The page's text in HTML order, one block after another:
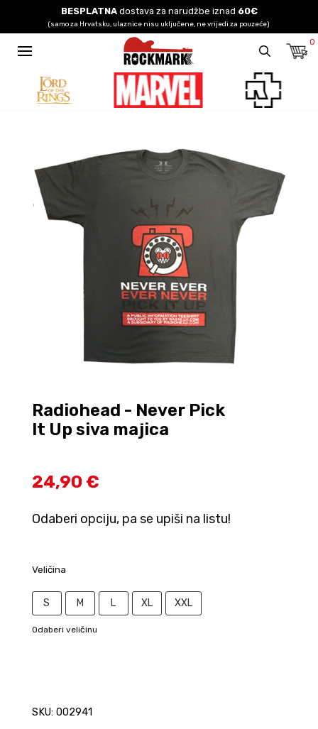
BESPLATNAdostava za narudžbe iznad 60€
(samo za Hrvatsku, ulaznice nisu uključene, ne vrijedi za pouzeće)
0
Radiohead - Never Pick
It Up siva majica
24,90 €
Odaberi opciju, pa se upiši na listu!
Veličina
S M L XL XXL
Odaberi veličinu
SKU: 002941